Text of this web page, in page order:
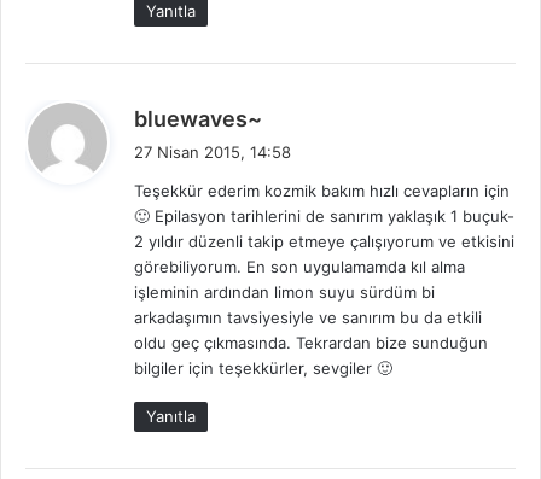
Yanıtla
bluewaves~
k
i
27 Nisan 2015, 14:58
Teşekkür ederim kozmik bakım hızlı cevapların için
🙂 Epilasyon tarihlerini de sanırım yaklaşık 1 buçuk-
2 yıldır düzenli takip etmeye çalışıyorum ve etkisini
görebiliyorum. En son uygulamamda kıl alma
işleminin ardından limon suyu sürdüm bi
arkadaşımın tavsiyesiyle ve sanırım bu da etkili
oldu geç çıkmasında. Tekrardan bize sunduğun
bilgiler için teşekkürler, sevgiler 🙂
Yanıtla